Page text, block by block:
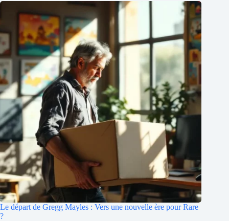
Le départ de Gregg Mayles : Vers une nouvelle ère pour Rare
?